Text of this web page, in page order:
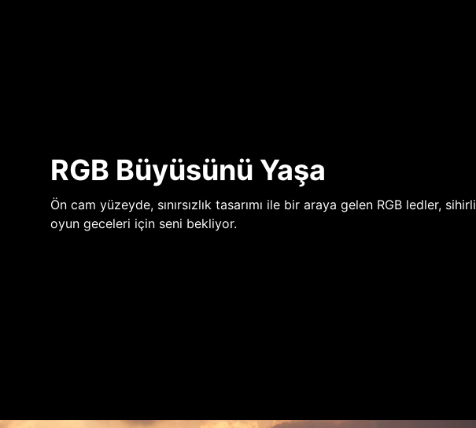
RGB Büyüsünü Yaşa
Ön cam yüzeyde, sınırsızlık tasarımı ile bir araya gelen RGB ledler, sihirli
oyun geceleri için seni bekliyor.